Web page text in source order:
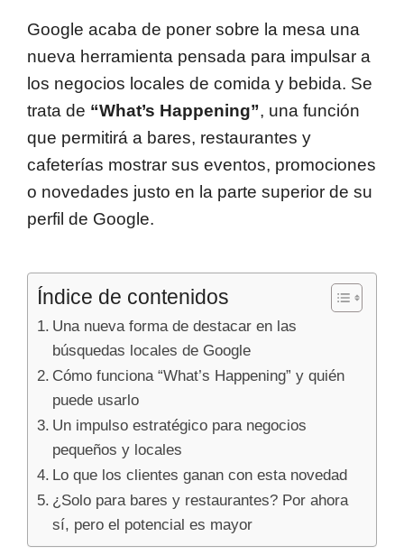
Google acaba de poner sobre la mesa una
nueva herramienta pensada para impulsar a
los negocios locales de comida y bebida. Se
trata de “What’s Happening”, una función
que permitirá a bares, restaurantes y
cafeterías mostrar sus eventos, promociones
o novedades justo en la parte superior de su
perfil de Google.
Índice de contenidos
Una nueva forma de destacar en las
búsquedas locales de Google
Cómo funciona “What’s Happening” y quién
puede usarlo
Un impulso estratégico para negocios
pequeños y locales
Lo que los clientes ganan con esta novedad
¿Solo para bares y restaurantes? Por ahora
sí, pero el potencial es mayor